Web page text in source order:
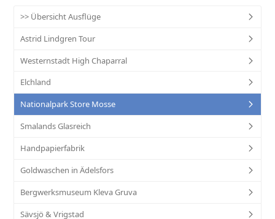
>> Übersicht Ausflüge
Astrid Lindgren Tour
Westernstadt High Chaparral
Elchland
Nationalpark Store Mosse
Smalands Glasreich
Handpapierfabrik
Goldwaschen in Ädelsfors
Bergwerksmuseum Kleva Gruva
Sävsjö & Vrigstad